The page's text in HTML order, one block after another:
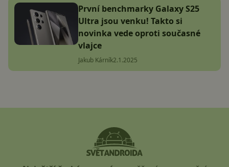
První benchmarky Galaxy S25
Ultra jsou venku! Takto si
novinka vede oproti současné
vlajce
Jakub Kárník2.1.2025